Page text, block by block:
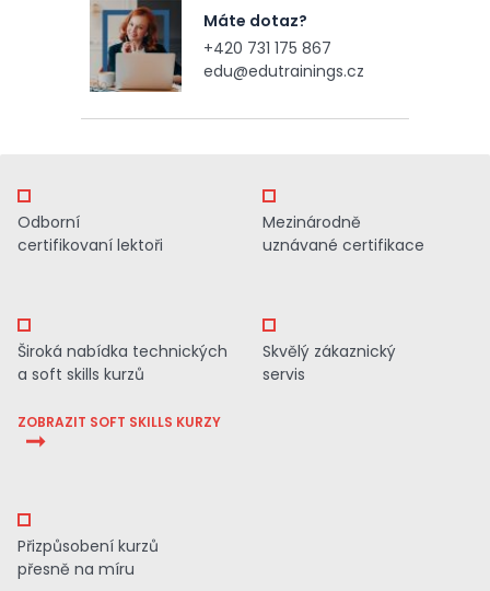
Máte dotaz?
+420 731 175 867
edu@edutrainings.cz
Odborní
certifikovaní lektoři
Mezinárodně
uznávané certifikace
Široká nabídka technických
a soft skills kurzů
ZOBRAZIT SOFT SKILLS KURZY
Skvělý zákaznický
servis
Přizpůsobení kurzů
přesně na míru